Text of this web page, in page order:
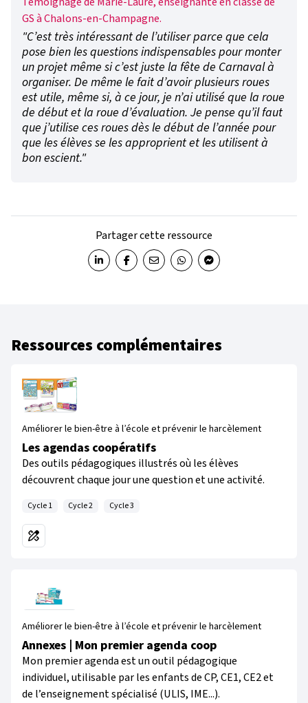
GS à Chalons-en-Champagne.
"C’est très intéressant de l’utiliser parce que cela
pose bien les questions indispensables pour monter
un projet même si c’est juste la fête de Carnaval à
organiser. De même le fait d’avoir plusieurs roues
est utile, même si, à ce jour, je n’ai utilisé que la roue
de début et la roue d’évaluation. Je pense qu’il faut
que j’utilise ces roues dès le début de l’année pour
que les élèves se les approprient et les utilisent à
bon escient."
Partager cette ressource
Partager sur LinkedIn
Partager sur Facebook
Partager par email
Partager sur WhatsApp
Partager sur Messenger
Ressources complémentaires
Améliorer le bien-être à l’école et prévenir le harcèlement
Les agendas coopératifs
Des outils pédagogiques illustrés où les élèves
découvrent chaque jour une question et une activité.
Cycle 1 Cycle 2 Cycle 3
Améliorer le bien-être à l’école et prévenir le harcèlement
Annexes | Mon premier agenda coop
Mon premier agenda est un outil pédagogique
individuel, utilisable par les enfants de CP, CE1, CE2 et
de l’enseignement spécialisé (ULIS, IME...).